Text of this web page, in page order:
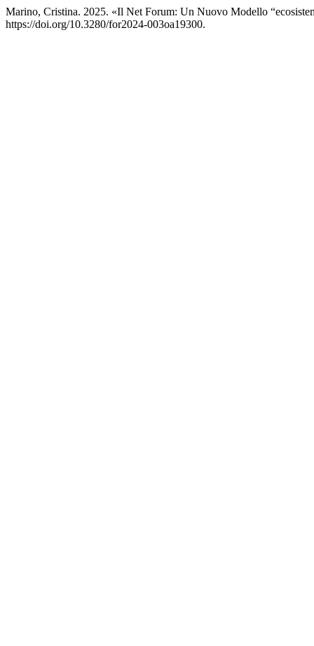
Marino, Cristina. 2025. «Il Net Forum: Un Nuovo Modello
https://doi.org/10.3280/for2024-003oa19300.